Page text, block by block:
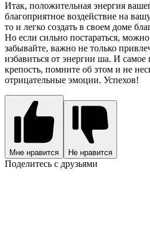
Итак, положительная энергия
благоприятное воздействие на
то и легко создать в своем доме
Но если сильно постараться,
забывайте, важно не только
избавиться от энергии ша. И
крепость, помните об этом и не
отрицательные эмоции. Успехов!
Мне нравится Не нравится
Поделитесь с друзьями